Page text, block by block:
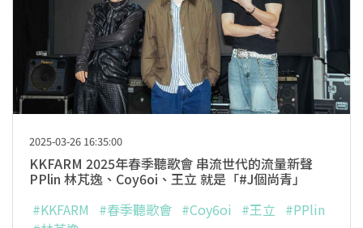
2025-03-26 16:35:00
KKFARM 2025年春季聽歌會 串流世代的流量新聲
PPlin 林芃逸、Coy6oi、王立 就是「#J個尚青」
#KKFARM
#春季聽歌會 #Coy6oi #王立 #PPlin